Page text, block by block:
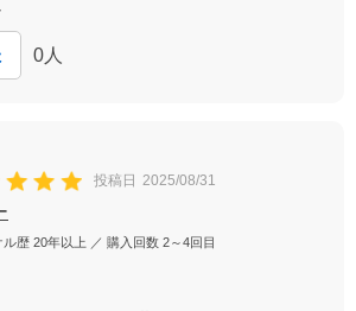
0 人
投稿日 2025/08/31
ル歴 20年以上 ／ 購入回数 2～4回目